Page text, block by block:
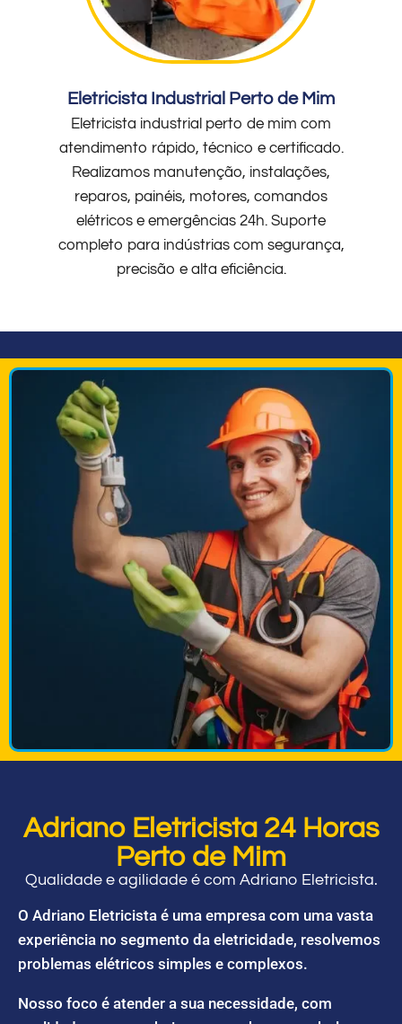
Eletricista Industrial Perto de Mim
Eletricista industrial perto de mim com
atendimento rápido, técnico e certificado.
Realizamos manutenção, instalações,
reparos, painéis, motores, comandos
elétricos e emergências 24h. Suporte
completo para indústrias com segurança,
precisão e alta eficiência.
Adriano Eletricista 24 Horas
Perto de Mim
Qualidade e agilidade é com Adriano Eletricista.
O Adriano Eletricista é uma empresa com uma vasta
experiência no segmento da eletricidade, resolvemos
problemas elétricos simples e complexos.
Nosso foco é atender a sua necessidade, com